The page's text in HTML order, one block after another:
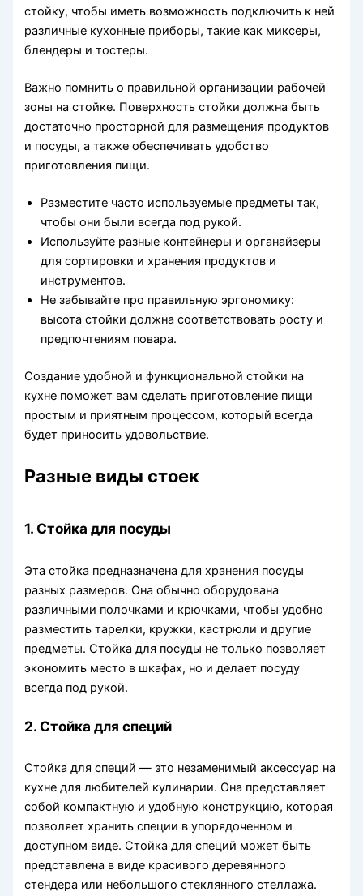
стойку, чтобы иметь возможность подключить к ней
различные кухонные приборы, такие как миксеры,
блендеры и тостеры.
Важно помнить о правильной организации рабочей
зоны на стойке. Поверхность стойки должна быть
достаточно просторной для размещения продуктов
и посуды, а также обеспечивать удобство
приготовления пищи.
Разместите часто используемые предметы так,
чтобы они были всегда под рукой.
Используйте разные контейнеры и органайзеры
для сортировки и хранения продуктов и
инструментов.
Не забывайте про правильную эргономику:
высота стойки должна соответствовать росту и
предпочтениям повара.
Создание удобной и функциональной стойки на
кухне поможет вам сделать приготовление пищи
простым и приятным процессом, который всегда
будет приносить удовольствие.
Разные виды стоек
1. Стойка для посуды
Эта стойка предназначена для хранения посуды
разных размеров. Она обычно оборудована
различными полочками и крючками, чтобы удобно
разместить тарелки, кружки, кастрюли и другие
предметы. Стойка для посуды не только позволяет
экономить место в шкафах, но и делает посуду
всегда под рукой.
2. Стойка для специй
Стойка для специй — это незаменимый аксессуар на
кухне для любителей кулинарии. Она представляет
собой компактную и удобную конструкцию, которая
позволяет хранить специи в упорядоченном и
доступном виде. Стойка для специй может быть
представлена в виде красивого деревянного
стендера или небольшого стеклянного стеллажа.